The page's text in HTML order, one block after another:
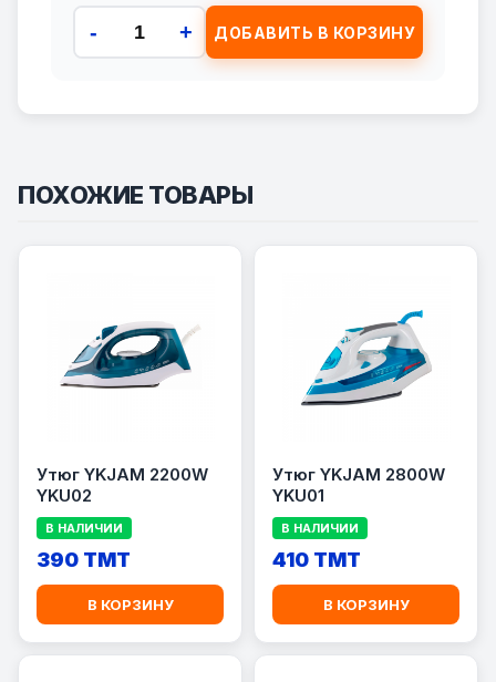
- + ДОБАВИТЬ В КОРЗИНУ
ПОХОЖИЕ ТОВАРЫ
Утюг YKJAM 2200W
YKU02
В НАЛИЧИИ
390 TMT
В КОРЗИНУ
Утюг YKJAM 2800W
YKU01
В НАЛИЧИИ
410 TMT
В КОРЗИНУ